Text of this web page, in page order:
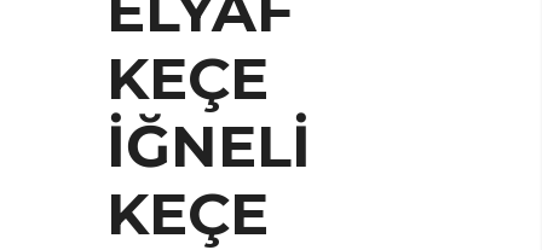
KEÇE
İĞNELİ
KEÇE